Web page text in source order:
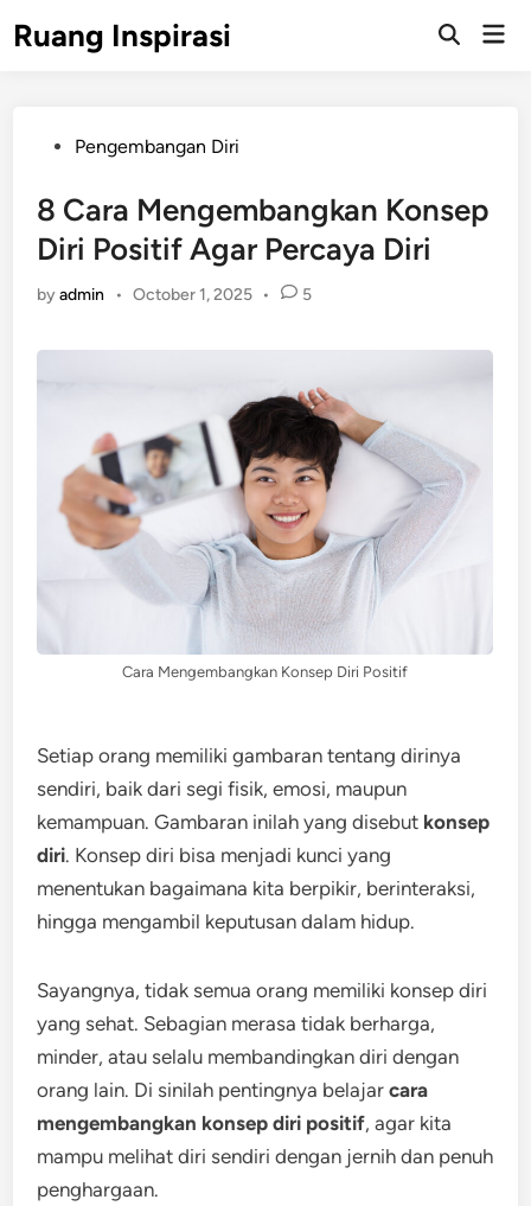
toRuang Inspirasi
PostedPengembangan Diri
8 Cara Mengembangkan Konsep
Diri Positif Agar Percaya Diri
byadmin • October 1, 2025 • 5
Cara Mengembangkan Konsep Diri Positif
Setiap orang memiliki gambaran tentang dirinya
sendiri, baik dari segi fisik, emosi, maupun
kemampuan. Gambaran inilah yang disebut konsep
diri. Konsep diri bisa menjadi kunci yang
menentukan bagaimana kita berpikir, berinteraksi,
hingga mengambil keputusan dalam hidup.
Sayangnya, tidak semua orang memiliki konsep diri
yang sehat. Sebagian merasa tidak berharga,
minder, atau selalu membandingkan diri dengan
orang lain. Di sinilah pentingnya belajarcara
mengembangkan konsep diri positif, agar kita
mampu melihat diri sendiri dengan jernih dan penuh
penghargaan.